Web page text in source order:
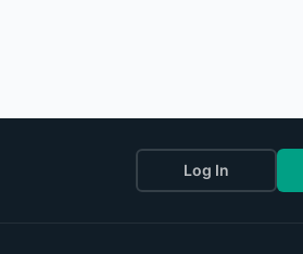
Log In